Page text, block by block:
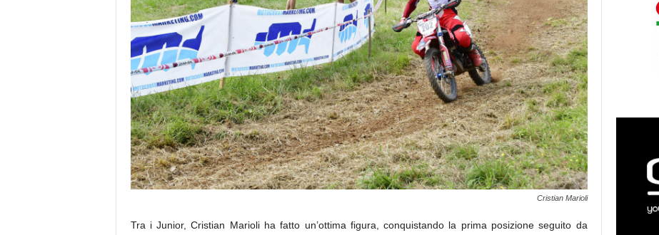
Cristian Marioli
Tra i Junior, Cristian Marioli ha fatto un’ottima figura, conquistando la prima posizione seguito da